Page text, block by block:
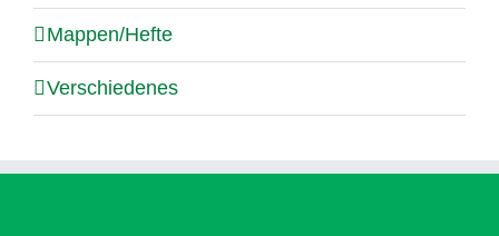
Mappen/Hefte
Verschiedenes